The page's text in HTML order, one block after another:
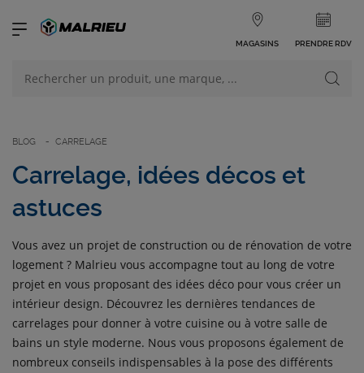
MAGASINS PRENDRE RDV
BLOG CARRELAGE
Carrelage, idées décos et
astuces
Vous avez un projet de construction ou de rénovation de votre
logement ? Malrieu vous accompagne tout au long de votre
projet en vous proposant des idées déco pour vous créer un
intérieur design. Découvrez les dernières tendances de
carrelages pour donner à votre cuisine ou à votre salle de
bains un style moderne. Nous vous proposons également de
nombreux conseils indispensables à la pose des différents